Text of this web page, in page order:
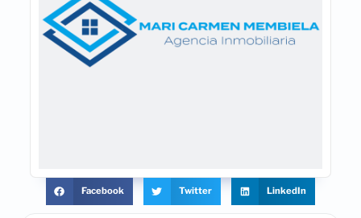
Facebook Twitter LinkedIn